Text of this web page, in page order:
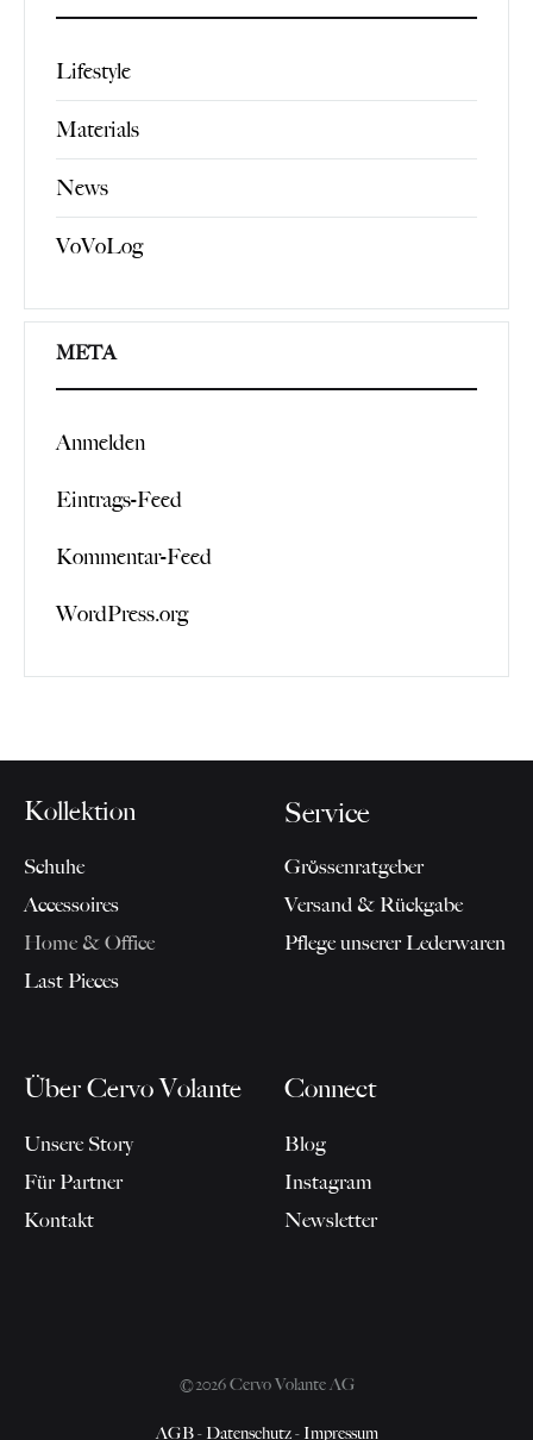
Lifestyle
Materials
News
VoVoLog
META
Anmelden
Eintrags-Feed
Kommentar-Feed
WordPress.org
Kollektion
Schuhe
Accessoires
Home & Office
Last Pieces
Service
Grössenratgeber
Versand & Rückgabe
Pflege unserer Lederwaren
Über Cervo Volante
Unsere Story
Für Partner
Kontakt
Connect
Blog
Instagram
Newsletter
©2026 Cervo Volante AG
AGB- Datenschutz- Impressum